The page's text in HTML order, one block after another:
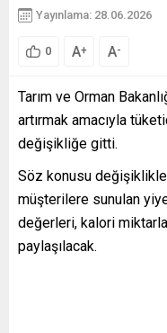
Yayınlama: 28.06.2026
0 A+ A-
Tarım ve Orman
artırmak amacıyla
değişikliğe gitti.
Söz konusu
müşterilere sunulan
değerleri, kalori
paylaşılacak.